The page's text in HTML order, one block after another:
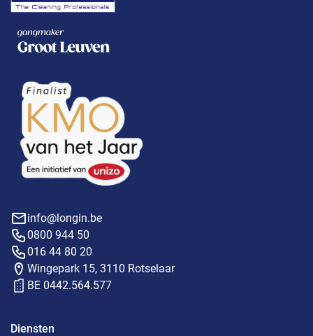
info@longin.be
0800 944 50
016 44 80 20
Wingepark 15, 3110 Rotselaar
BE 0442.564.577
Diensten